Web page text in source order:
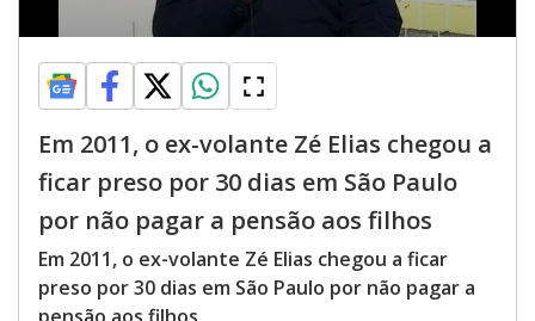
Em 2011, o ex-volante Zé Elias chegou a
ficar preso por 30 dias em São Paulo
por não pagar a pensão aos filhos
Em 2011, o ex-volante Zé Elias chegou a ficar
preso por 30 dias em São Paulo por não pagar a